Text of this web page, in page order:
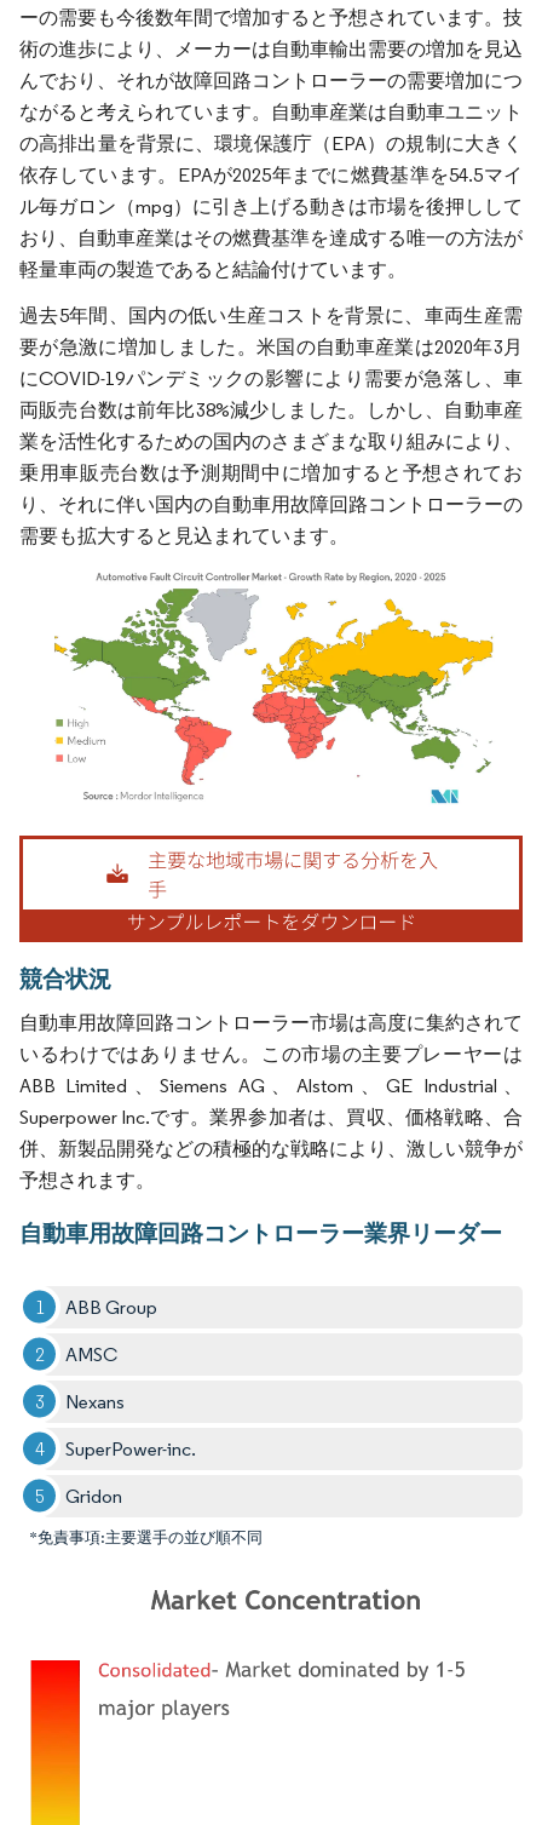
ーの需要も今後数年間で増加すると予想されています。技
術の進歩により、メーカーは自動車輸出需要の増加を見込
んでおり、それが故障回路コントローラーの需要増加につ
ながると考えられています。自動車産業は自動車ユニット
の高排出量を背景に、環境保護庁（EPA）の規制に大きく
依存しています。EPAが2025年までに燃費基準を54.5マイ
ル毎ガロン（mpg）に引き上げる動きは市場を後押しして
おり、自動車産業はその燃費基準を達成する唯一の方法が
軽量車両の製造であると結論付けています。
過去5年間、国内の低い生産コストを背景に、車両生産需
要が急激に増加しました。米国の自動車産業は2020年3月
にCOVID-19パンデミックの影響により需要が急落し、車
両販売台数は前年比38%減少しました。しかし、自動車産
業を活性化するための国内のさまざまな取り組みにより、
乗用車販売台数は予測期間中に増加すると予想されてお
り、それに伴い国内の自動車用故障回路コントローラーの
需要も拡大すると見込まれています。
画像 © Mordor Intelligence。再利用にはCC BY 4.0の表示が必要です。
競合状況
自動車用故障回路コントローラー市場は高度に集約されて
いるわけではありません。この市場の主要プレーヤーは
ABB Limited、Siemens AG、Alstom、GE Industrial、
Superpower Inc.です。業界参加者は、買収、価格戦略、合
併、新製品開発などの積極的な戦略により、激しい競争が
予想されます。
自動車用故障回路コントローラー業界リーダー
ABB Group
AMSC
Nexans
SuperPower-inc.
Gridon
*免責事項:主要選手の並び順不同